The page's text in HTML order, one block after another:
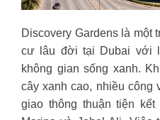
Discovery Gardens là một
cư lâu đời tại Dubai với
không gian sống xanh.
cây xanh cao, nhiều công
giao thông thuận tiện